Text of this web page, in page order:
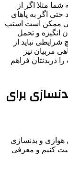
مثلا اگر از
حتی اگر به پاهای
ممکن است استپ
انگیزه و تحمل
نباید از
مربیان نیز
دربدنتان فراهم
برای
هوازی و بدنسازی
کنیم و معرفی